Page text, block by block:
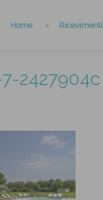
Home Ricevimenti
2427904c